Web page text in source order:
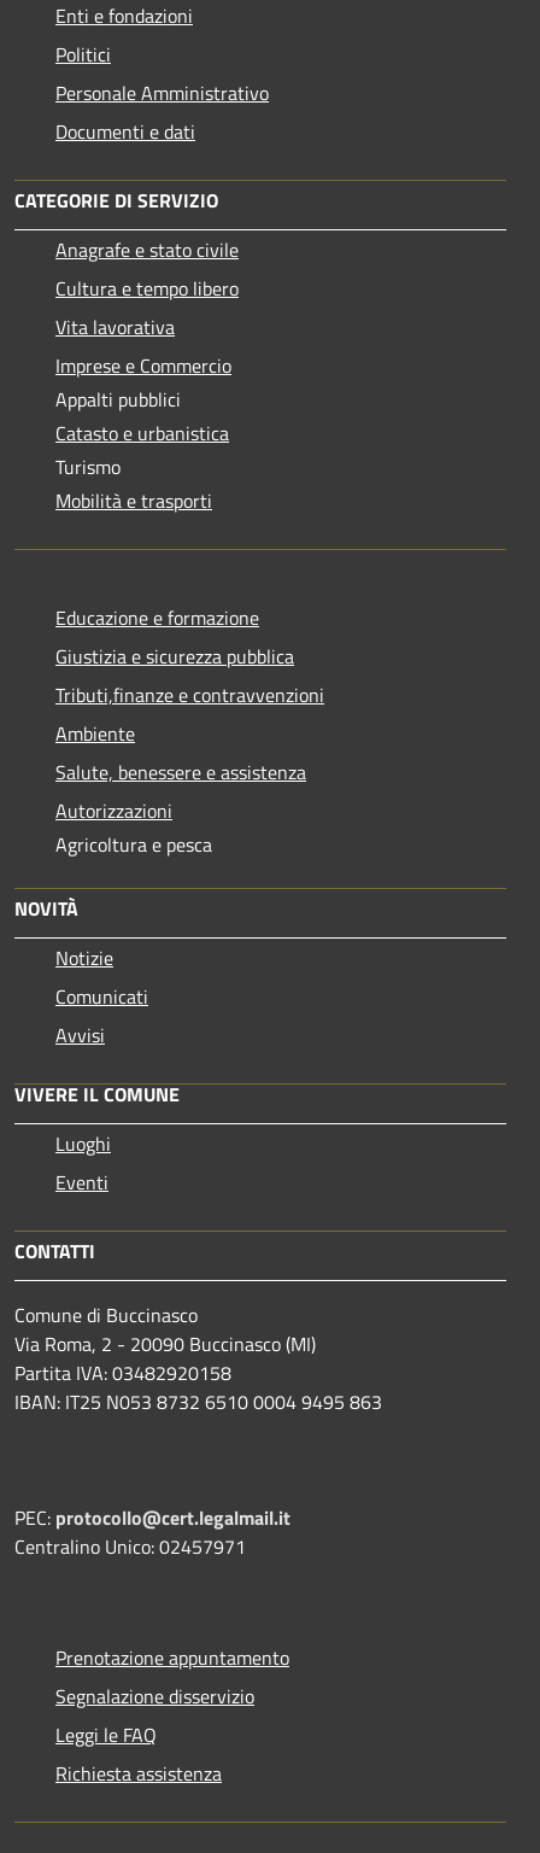
Enti e fondazioni
Politici
Personale Amministrativo
Documenti e dati
CATEGORIE DI SERVIZIO
Anagrafe e stato civile
Cultura e tempo libero
Vita lavorativa
Imprese e Commercio
Appalti pubblici
Catasto e urbanistica
Turismo
Mobilità e trasporti
Educazione e formazione
Giustizia e sicurezza pubblica
Tributi,finanze e contravvenzioni
Ambiente
Salute, benessere e assistenza
Autorizzazioni
Agricoltura e pesca
NOVITÀ
Notizie
Comunicati
Avvisi
VIVERE IL COMUNE
Luoghi
Eventi
CONTATTI
Comune di Buccinasco
Via Roma, 2 - 20090 Buccinasco (MI)
Partita IVA: 03482920158
IBAN: IT25 N053 8732 6510 0004 9495 863
PEC: protocollo@cert.legalmail.it
Centralino Unico: 02457971
Prenotazione appuntamento
Segnalazione disservizio
Leggi le FAQ
Richiesta assistenza